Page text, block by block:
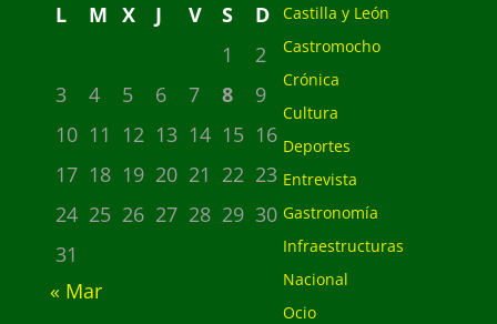
L M X J V S
D
1
2
3
4 5 6 7 8
9
10 11 12 13 14 15 16
17 18 19 20 21 22 23
24 25 26 27 28 29 30
31
« Mar
Castilla y León
Castromocho
Crónica
Cultura
Deportes
Entrevista
Gastronomía
Infraestructuras
Nacional
Ocio